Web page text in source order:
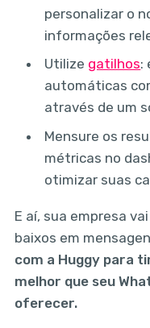
personalizar o
informações
Utilize gatilhos:
automáticas
através de um
Mensure os
métricas no
otimizar suas
E aí, sua empresa
baixos em
com a Huggy para
melhor que seu
oferecer.